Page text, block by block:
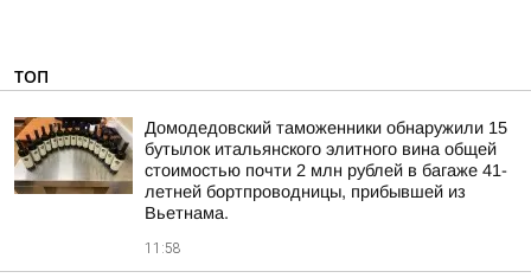
ТОП
Домодедовский таможенники обнаружили 15
бутылок итальянского элитного вина общей
стоимостью почти 2 млн рублей в багаже 41-
летней бортпроводницы, прибывшей из
Вьетнама.
11:58